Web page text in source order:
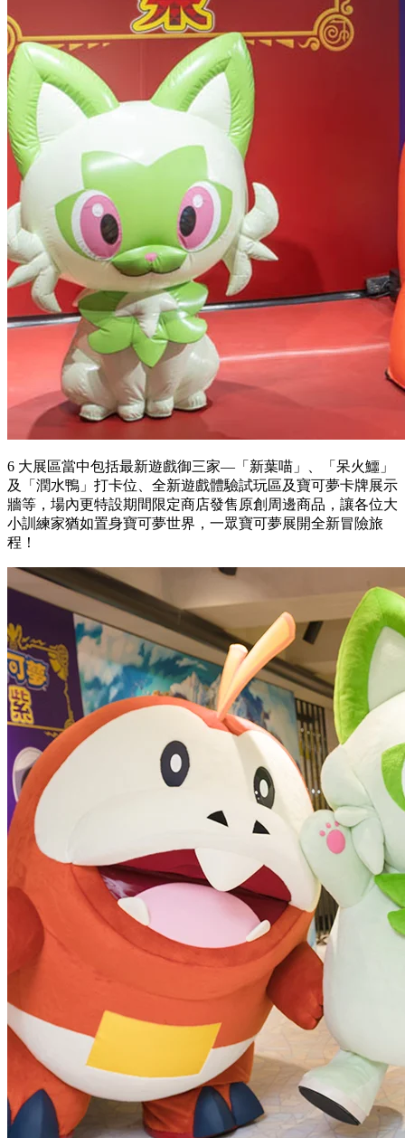
6 大展區當中包括最新遊戲御三家—「新葉喵」、「呆火鱷」
及「潤水鴨」打卡位、全新遊戲體驗試玩區及寶可夢卡牌展示
牆等，場內更特設期間限定商店發售原創周邊商品，讓各位大
小訓練家猶如置身寶可夢世界，一眾寶可夢展開全新冒險旅
程！